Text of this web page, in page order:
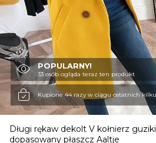
MODA PLAŻOWA
BLUZKI
KURTKI I PŁASZCZE
SPÓDNICE
POPULARNY!
33 osób ogląda teraz ten produkt
Kupione 44 razy w ciągu ostatnich
Długi rękaw dekolt V kołnierz
dopasowany płaszcz Aaltje